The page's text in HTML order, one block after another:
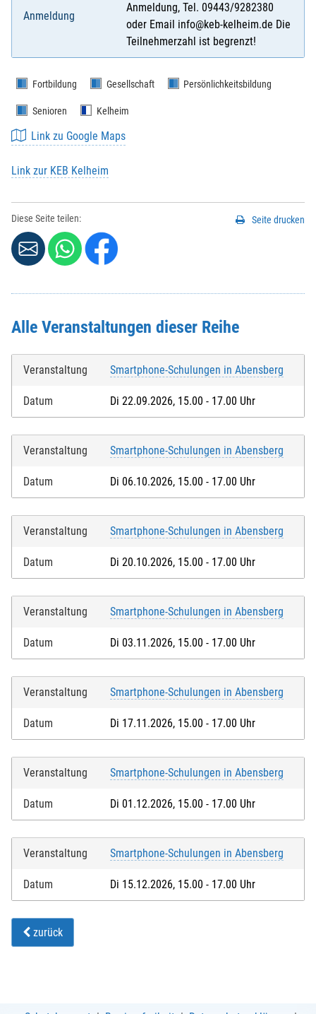
Anmeldung
Anmeldung, Tel. 09443/9282380
oder Email info@keb-kelheim.de Die
Teilnehmerzahl ist begrenzt!
Fortbildung Gesellschaft Persönlichkeitsbildung
Senioren Kelheim
Link zu Google Maps
Link zur KEB Kelheim
Diese Seite teilen: Seite drucken
Alle Veranstaltungen dieser Reihe
Veranstaltung Smartphone-Schulungen in Abensberg
Datum Di 22.09.2026, 15.00 - 17.00 Uhr
Veranstaltung Smartphone-Schulungen in Abensberg
Datum Di 06.10.2026, 15.00 - 17.00 Uhr
Veranstaltung Smartphone-Schulungen in Abensberg
Datum Di 20.10.2026, 15.00 - 17.00 Uhr
Veranstaltung Smartphone-Schulungen in Abensberg
Datum Di 03.11.2026, 15.00 - 17.00 Uhr
Veranstaltung Smartphone-Schulungen in Abensberg
Datum Di 17.11.2026, 15.00 - 17.00 Uhr
Veranstaltung Smartphone-Schulungen in Abensberg
Datum Di 01.12.2026, 15.00 - 17.00 Uhr
Veranstaltung Smartphone-Schulungen in Abensberg
Datum Di 15.12.2026, 15.00 - 17.00 Uhr
zurück